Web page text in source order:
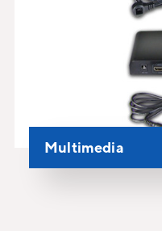
Multimedia